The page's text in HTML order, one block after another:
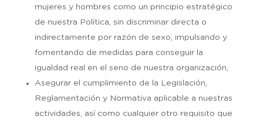
mujeres y hombres como un principio estratégico
de nuestra Política, sin discriminar directa o
indirectamente por razón de sexo, impulsando y
fomentando de medidas para conseguir la
igualdad real en el seno de nuestra organización,
Asegurar el cumplimiento de la Legislación,
Reglamentación y Normativa aplicable a nuestras
actividades, así como cualquier otro requisito que